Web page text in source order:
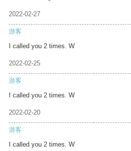
2022-02-27
游客
I called you 2 times. W
2022-02-25
游客
I called you 2 times. W
2022-02-20
游客
I called you 2 times. W